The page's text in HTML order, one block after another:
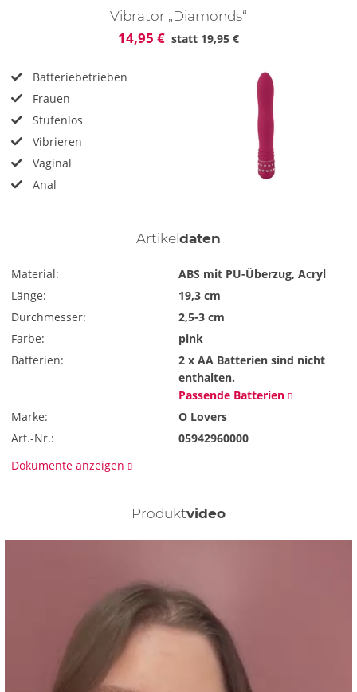
Vibrator „Diamonds“
14,95 € statt 19,95 €
Batteriebetrieben
Frauen
Stufenlos
Vibrieren
Vaginal
Anal
Artikeldaten
Material:
ABS mit PU-Überzug, Acryl
Länge:
19,3 cm
Durchmesser:
2,5-3 cm
Farbe:
pink
Batterien:
2 x AA Batterien sind nicht
enthalten.
Passende Batterien
Marke:
O Lovers
Art.-Nr.:
05942960000
Dokumente anzeigen
Produktvideo